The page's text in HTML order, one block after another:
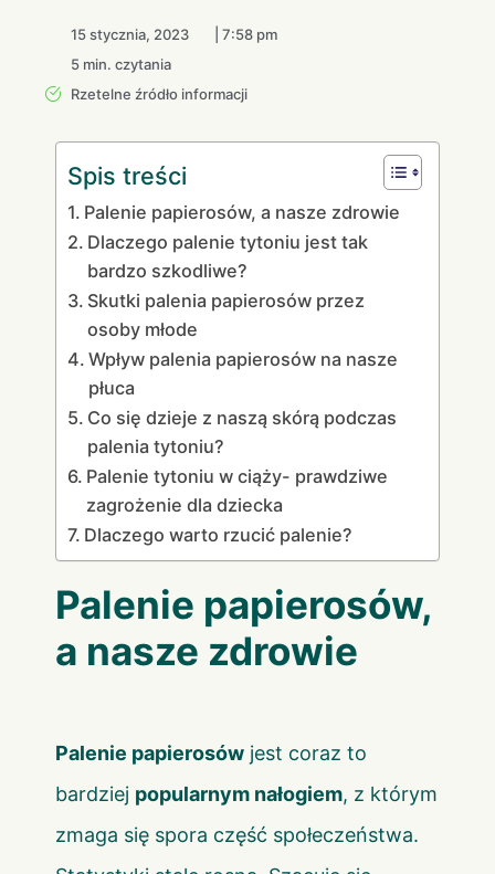
15 stycznia, 2023
7:58 pm
5 min. czytania
Rzetelne źródło informacji
Spis treści
Palenie papierosów, a nasze zdrowie
Dlaczego palenie tytoniu jest tak
bardzo szkodliwe?
Skutki palenia papierosów przez
osoby młode
Wpływ palenia papierosów na nasze
płuca
Co się dzieje z naszą skórą podczas
palenia tytoniu?
Palenie tytoniu w ciąży- prawdziwe
zagrożenie dla dziecka
Dlaczego warto rzucić palenie?
Palenie papierosów,
a nasze zdrowie
Palenie papierosów jest coraz to
bardziej popularnym nałogiem, z którym
zmaga się spora część społeczeństwa.